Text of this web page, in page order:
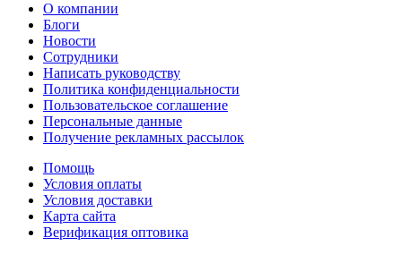
О компании
Блоги
Новости
Сотрудники
Написать руководству
Политика конфиденциальности
Пользовательское соглашение
Персональные данные
Получение рекламных рассылок
Помощь
Условия оплаты
Условия доставки
Карта сайта
Верификация оптовика